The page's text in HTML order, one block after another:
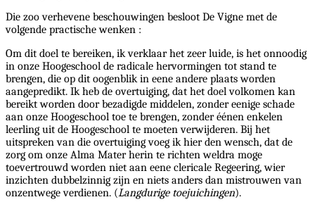
Die zoo verhevene beschouwingen besloot De Vigne met de
volgende practische wenken :
Om dit doel te bereiken, ik verklaar het zeer luide, is het onnoodig
in onze Hoogeschool de radicale hervormingen tot stand te
brengen, die op dit oogenblik in eene andere plaats worden
aangepredikt. Ik heb de overtuiging, dat het doel volkomen kan
bereikt worden door bezadigde middelen, zonder eenige schade
aan onze Hoogeschool toe te brengen, zonder éénen enkelen
leerling uit de Hoogeschool te moeten verwijderen. Bij het
uitspreken van die overtuiging voeg ik hier den wensch, dat de
zorg om onze Alma Mater herin te richten weldra moge
toevertrouwd worden niet aan eene clericale Regeering, wier
inzichten dubbelzinnig zijn en niets anders dan mistrouwen van
onzentwege verdienen. (Langdurige toejuichingen).